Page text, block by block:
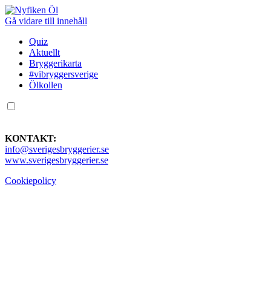
Gå vidare till innehåll
Quiz
Aktuellt
Bryggerikarta
#vibryggersverige
Ölkollen
KONTAKT:
info@sverigesbryggerier.se
www.sverigesbryggerier.se
Cookiepolicy